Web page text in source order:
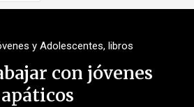
y Adolescentes, libros
con jóvenes
apáticos